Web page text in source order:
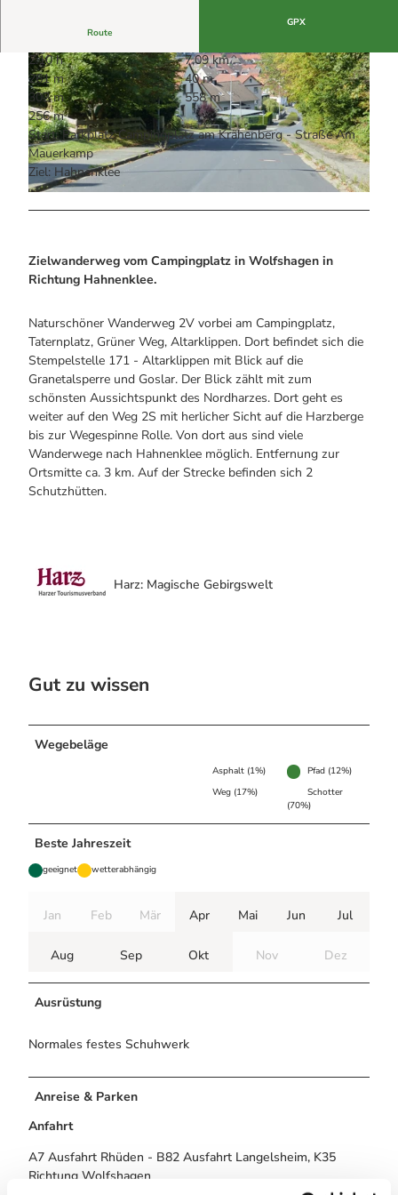
Noch lange nicht Schicht im Schacht
Wanderführer Jörg Kühnhold
Informationen für Gastgeberinnen
Kulinarik
Einkaufen
Webcams
© Harzklub Wolfshagen, Foto: Klaus Wiens
Route
GPX
2:10 h
7,09 km
261 m
40 m
302 m
558 m
256 m
Start: Parkplatz Campingplatz am Krähenberg - Straße Am
Mauerkamp
Ziel: Hahnenklee
Zielwanderweg vom Campingplatz in Wolfshagen in
Richtung Hahnenklee.
Naturschöner Wanderweg 2V vorbei am Campingplatz,
Taternplatz, Grüner Weg, Altarklippen. Dort befindet sich die
Stempelstelle 171 - Altarklippen mit Blick auf die
Granetalsperre und Goslar. Der Blick zählt mit zum
schönsten Aussichtspunkt des Nordharzes. Dort geht es
weiter auf den Weg 2S mit herlicher Sicht auf die Harzberge
bis zur Wegespinne Rolle. Von dort aus sind viele
Wanderwege nach Hahnenklee möglich. Entfernung zur
Ortsmitte ca. 3 km. Auf der Strecke befinden sich 2
Schutzhütten.
Harz: Magische Gebirgswelt
Gut zu wissen
Wegebeläge
Asphalt (1%)
Pfad (12%)
Weg (17%)
Schotter
(70%)
Beste Jahreszeit
geeignet wetterabhängig
Jan Feb Mär Apr Mai Jun Jul
Aug Sep Okt Nov Dez
Ausrüstung
Normales festes Schuhwerk
Anreise & Parken
Anfahrt
A7 Ausfahrt Rhüden - B82 Ausfahrt Langelsheim, K35
Richtung Wolfshagen